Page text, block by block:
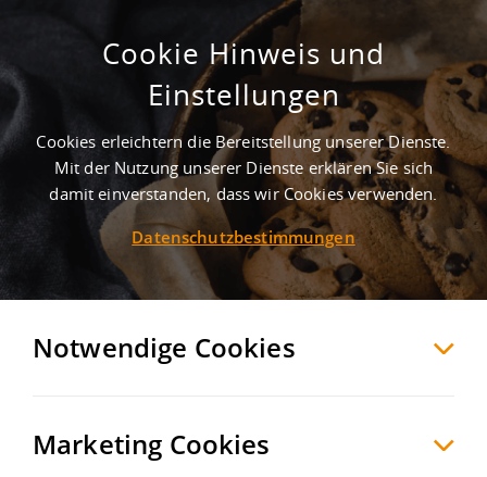
7 Treffer -Gewerbegrundstücke in Greiz
Leider hat Ihre Suche keine Ergebnisse
ergeben. Deswegen haben wir den
Suchradius auf 25 km erweitert.
Greiz Grundstücke zum Kauf
speichern und automatisch über neue
Objekte informiert werden?
Cookie Hinweis und
Einstellungen
Cookies erleichtern die Bereitstellung unserer Dienste.
Mit der Nutzung unserer Dienste erklären Sie sich
damit einverstanden, dass wir Cookies verwenden.
Datenschutzbestimmungen
Notwendige Cookies
Marketing Cookies